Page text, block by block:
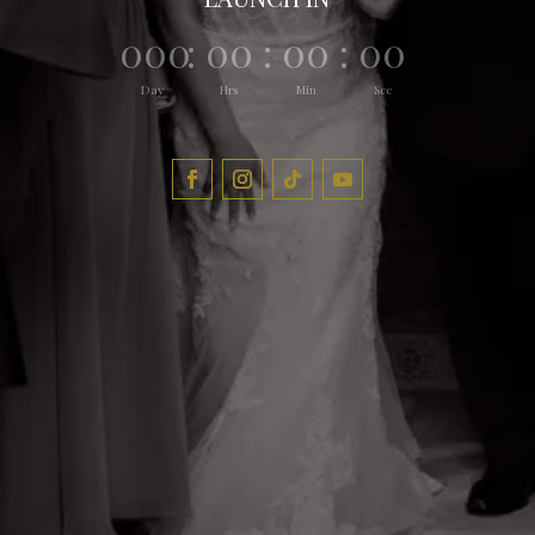
000
Day
: 00
Hrs
: 00
Min
: 00
Sec